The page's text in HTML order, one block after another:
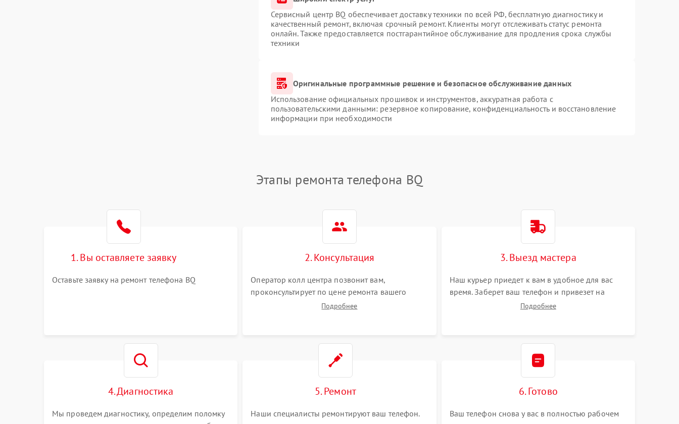
Сервисный центр BQ обеспечивает доставку техники по всей РФ, бесплатную диагностику и
качественный ремонт, включая срочный ремонт. Клиенты могут отслеживать статус ремонта
онлайн. Также предоставляется постгарантийное обслуживание для продления срока службы
техники
Оригинальные программные решение и безопасное обслуживание данных
Использование официальных прошивок и инструментов, аккуратная работа с
пользовательскими данными: резервное копирование, конфиденциальность и восстановление
информации при необходимости
Этапы ремонта телефона BQ
1. Вы оставляете заявку
Оставьте заявку на ремонт телефона BQ
2. Консультация
Оператор колл центра позвонит вам,
проконсультирует по цене ремонта вашего
телефона а также ответит на все ваши вопросы.
Подробнее
3. Выезд мастера
Наш курьер приедет к вам в удобное для вас
время. Заберет ваш телефон и привезет на
склад для диагностики.Подробнее
4. Диагностика
Мы проведем диагностику, определим поломку
5. Ремонт
Наши специалисты ремонтируют ваш телефон.
6. Готово
Ваш телефон снова у вас в полностью рабочем